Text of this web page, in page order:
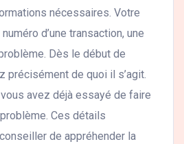
nécessaires. Votre
d’une transaction, une
Dès le début de
précisément de quoi il s’agit.
avez déjà essayé de faire
Ces détails
de appréhender la